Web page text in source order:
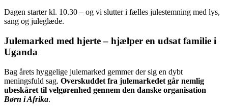
Dagen starter kl. 10.30 – og vi slutter i fælles julestemning med lys,
sang og juleglæde.
Julemarked med hjerte – hjælper en udsat familie i
Uganda
Bag årets hyggelige julemarked gemmer der sig en dybt
meningsfuld sag. Overskuddet fra julemarkedet går nemlig
ubeskåret til velgørenhed gennem den danske organisation
Børn i Afrika.